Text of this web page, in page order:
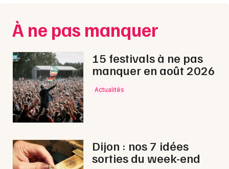
Concerts
Sports
Soirées
Sorties famille
Sorties & loisirs
Nice
Paris
Strasbourg
Toulouse
Toutes les villes
À ne pas manquer
15 festivals à ne pas
manquer en août 2026
Actualités
Dijon : nos 7 idées
sorties du week-end